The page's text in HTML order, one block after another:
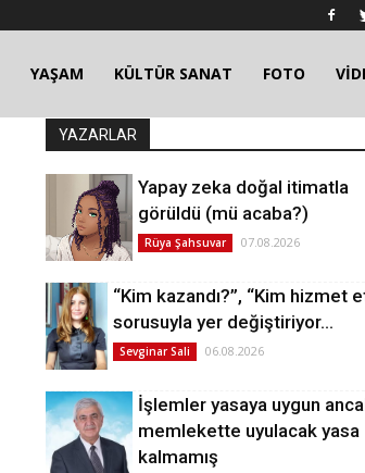
YAŞAM KÜLTÜR SANAT FOTO
YAZARLAR
Yapay zeka doğal itimatla
görüldü (mü acaba?)
Rüya Şahsuvar 07.08.2026
“Kim kazandı?”, “Kim hizmet
sorusuyla yer değiştiriyor…
Sevginar Sali 06.08.2026
İşlemler yasaya uygun
memlekette uyulacak yasa
kalmamış